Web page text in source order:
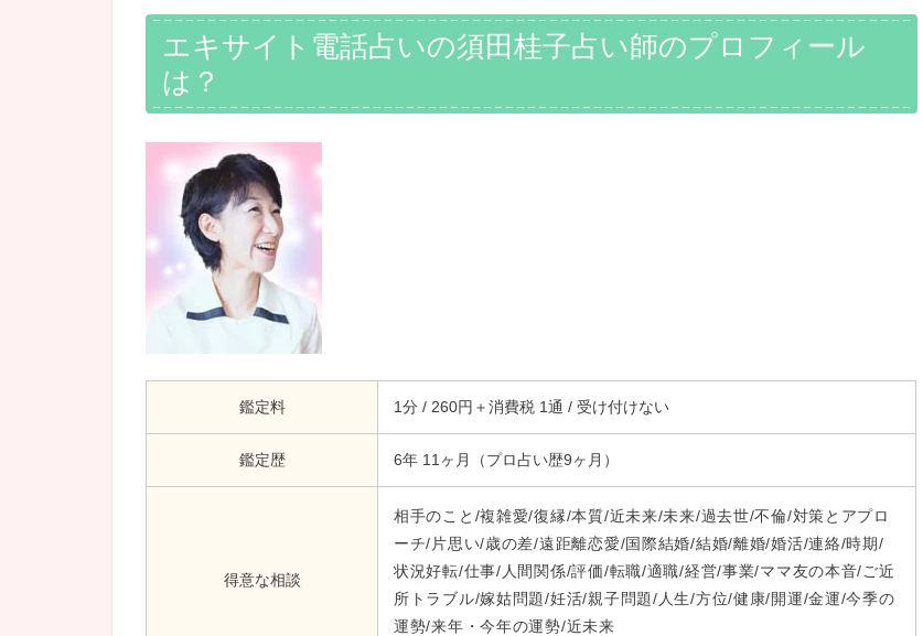
エキサイト電話占いの須田桂子占い師のプロフィール
は？
鑑定料 1分 / 260円＋消費税 1通 / 受け付けない
鑑定歴 6年 11ヶ月（プロ占い歴9ヶ月）
得意な相談
相手のこと/複雑愛/復縁/本質/近未来/未来/過去世/不倫/対策とアプロ
ーチ/片思い/歳の差/遠距離恋愛/国際結婚/結婚/離婚/婚活/連絡/時期/
状況好転/仕事/人間関係/評価/転職/適職/経営/事業/ママ友の本音/ご近
所トラブル/嫁姑問題/妊活/親子問題/人生/方位/健康/開運/金運/今季の
運勢/来年・今年の運勢/近未来